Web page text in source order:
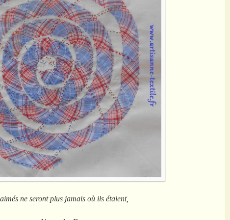
ne seront plus jamais où ils étaient,